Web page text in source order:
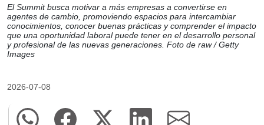
El Summit busca motivar a más empresas a convertirse en
agentes de cambio, promoviendo espacios para intercambiar
conocimientos, conocer buenas prácticas y comprender el impacto
que una oportunidad laboral puede tener en el desarrollo personal
y profesional de las nuevas generaciones. Foto de raw / Getty
Images
2026-07-08